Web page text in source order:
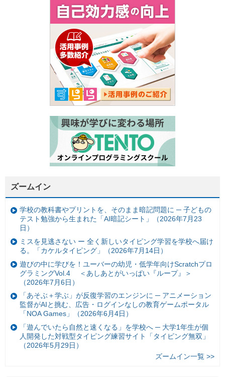
ズームイン
学校の教科書やプリントを、そのまま暗記問題に ─ 子どもの
テスト勉強から生まれた「AI暗記シート」（2026年7月23
日）
ミスを見逃さない ー 全く新しいタイピング学習を学校へ届け
る。「カケルタイピング」（2026年7月14日）
遊びの中に学びを！ユーバーの幼児・低学年向けScratchプロ
グラミングVol.4 ＜あしあとがいっぱい『ループ』＞
（2026年7月6日）
「あそぶ＋学ぶ」が反復学習のエンジンに ─ アニメーション
監督がAIと挑む、広告・ログインなしの教育ゲームポータル
「NOA Games」（2026年6月4日）
「遊んでいたら自然と速くなる」を学校へ ─ 大学1年生が個
人開発した対戦型タイピング練習サイト「タイピング無双」
（2026年5月29日）
ズームイン一覧 >>